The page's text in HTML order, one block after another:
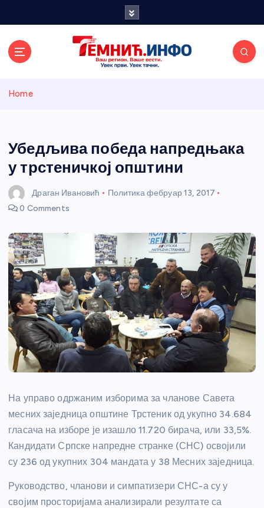
и портал
Home
Убедљива победа напредњака
у трстеничкој општини
Драган Ивановић Политикафебруар 13, 2017
0 Comments
На управо одржаним изборима за чланове Савета
месних заједница општине Трстеник од укупно 34.684
гласача на изборе је изашло 11.720 бирача, или 33,5%.
Кандидати Српске напредне странке (СНС) освојили
су 236 од укупних 304 мандата у 38 Месних заједница.
Руководство, чланови и симпатизери СНС-а су у
својим просторијама анализирали резултате са